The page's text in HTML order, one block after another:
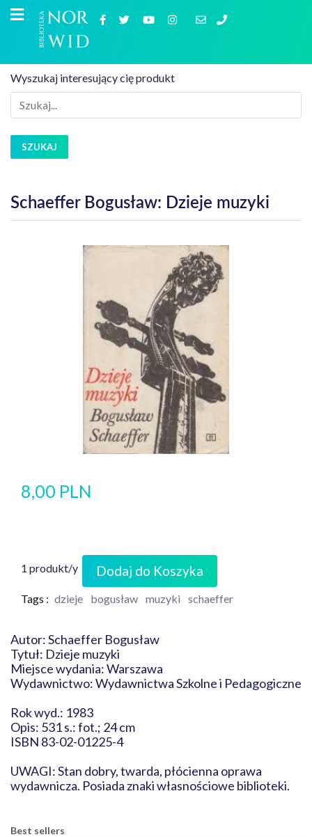
Wyszukaj interesujący cię produkt
SZUKAJ
Schaeffer Bogusław: Dzieje muzyki
8,00 PLN
1 produkt/y Dodaj do Koszyka
Tags : dzieje bogusław muzyki schaeffer
Autor: Schaeffer Bogusław
Tytuł: Dzieje muzyki
Miejsce wydania: Warszawa
Wydawnictwo: Wydawnictwa Szkolne i Pedagogiczne
Rok wyd.: 1983
Opis: 531 s.: fot.; 24 cm
ISBN 83-02-01225-4
UWAGI: Stan dobry, twarda, płócienna oprawa
wydawnicza. Posiada znaki własnościowe biblioteki.
Best sellers